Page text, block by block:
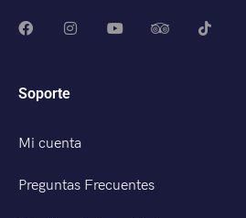
Soporte
Mi cuenta
Preguntas Frecuentes